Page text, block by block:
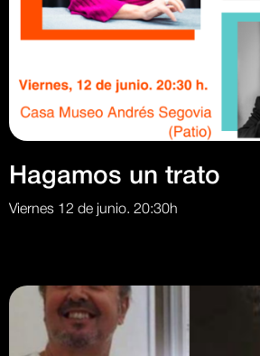
Hagamos un trato
Viernes 12 de junio. 20:30h